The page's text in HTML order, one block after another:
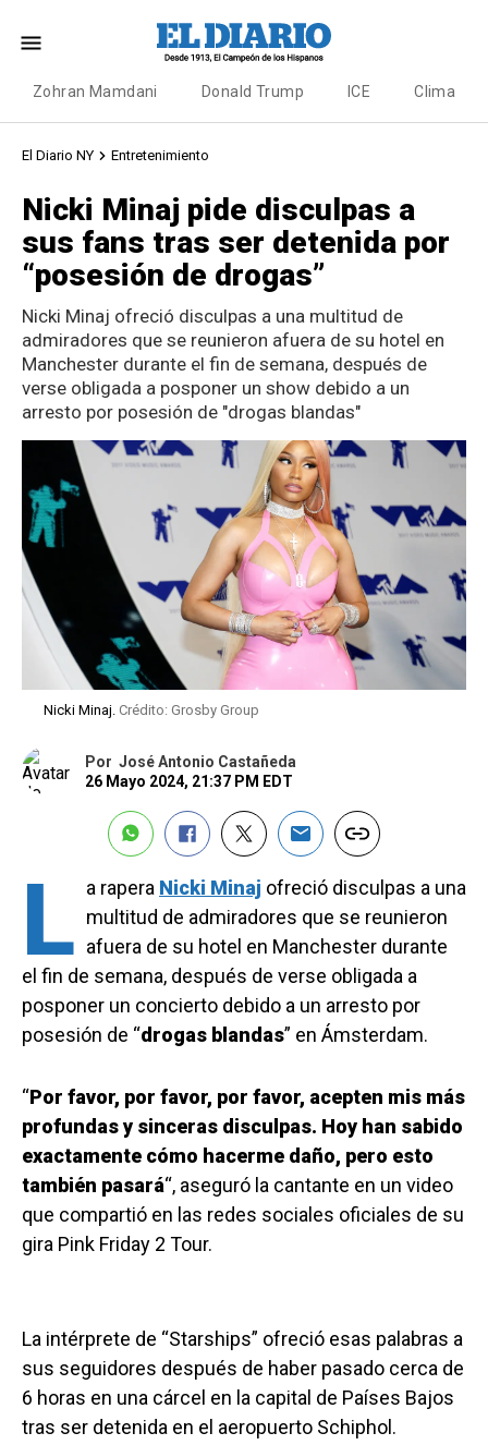
Zohran Mamdani Donald Trump ICE Clima
El Diario NY Entretenimiento
Nicki Minaj pide disculpas a
sus fans tras ser detenida por
“posesión de drogas”
Nicki Minaj ofreció disculpas a una multitud de
admiradores que se reunieron afuera de su hotel en
Manchester durante el fin de semana, después de
verse obligada a posponer un show debido a un
arresto por posesión de "drogas blandas"
Nicki Minaj. Crédito: Grosby Group
Por José Antonio Castañeda
26 Mayo 2024, 21:37 PM EDT
L a rapera Nicki Minaj ofreció disculpas a una
multitud de admiradores que se reunieron
afuera de su hotel en Manchester durante
el fin de semana, después de verse obligada a
posponer un concierto debido a un arresto por
posesión de “drogas blandas” en Ámsterdam.
“Por favor, por favor, por favor, acepten mis más
profundas y sinceras disculpas. Hoy han sabido
exactamente cómo hacerme daño, pero esto
también pasará“, aseguró la cantante en un video
que compartió en las redes sociales oficiales de su
gira Pink Friday 2 Tour.
La intérprete de “Starships” ofreció esas palabras a
sus seguidores después de haber pasado cerca de
6 horas en una cárcel en la capital de Países Bajos
tras ser detenida en el aeropuerto Schiphol.